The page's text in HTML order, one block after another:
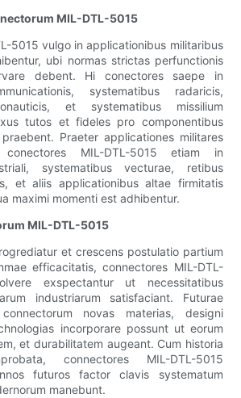
MIL-DTL-5015
5015 vulgo in applicationibus militaribus
ubi normas strictas perfunctionis
debent. Hi conectores saepe in
systematibus radaricis,
et systematibus missilium
tutos et fideles pro componentibus
Praeter applicationes militares
MIL-DTL-5015 etiam in
systematibus vecturae, retibus
et aliis applicationibus altae firmitatis
maximi momenti est adhibentur.
MIL-DTL-5015
et crescens postulatio partium
efficacitatis, connectores MIL-DTL-
exspectantur ut necessitatibus
industriarum satisfaciant. Futurae
novas materias, designi
incorporare possunt ut eorum
et durabilitatem augeant. Cum historia
connectores MIL-DTL-5015
futuros factor clavis systematum
manebunt.